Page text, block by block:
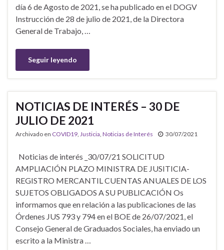
día 6 de Agosto de 2021, se ha publicado en el DOGV
Instrucción de 28 de julio de 2021, de la Directora
General de Trabajo, …
Seguir leyendo
NOTICIAS DE INTERÉS – 30 DE
JULIO DE 2021
Archivado en COVID19 Justicia Noticias de Interés 30/07/2021
Noticias de interés _30/07/21 SOLICITUD
AMPLIACIÓN PLAZO MINISTRA DE JUSITICIA-
REGISTRO MERCANTIL CUENTAS ANUALES DE LOS
SUJETOS OBLIGADOS A SU PUBLICACIÓN Os
informamos que en relación a las publicaciones de las
Órdenes JUS 793 y 794 en el BOE de 26/07/2021, el
Consejo General de Graduados Sociales, ha enviado un
escrito a la Ministra …